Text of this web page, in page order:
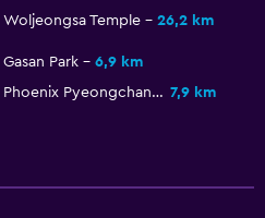
Woljeongsa Temple 26,2 km
Gasan Park
6,9 km
Phoenix Pyeongchang 7,9 km